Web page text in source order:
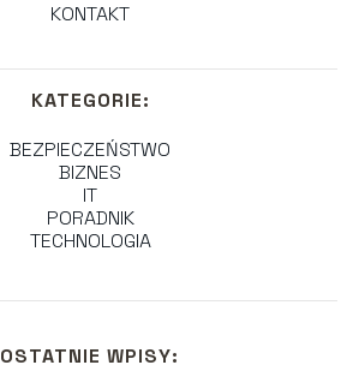
KONTAKT
KATEGORIE:
BEZPIECZEŃSTWO
BIZNES
IT
PORADNIK
TECHNOLOGIA
OSTATNIE WPISY: